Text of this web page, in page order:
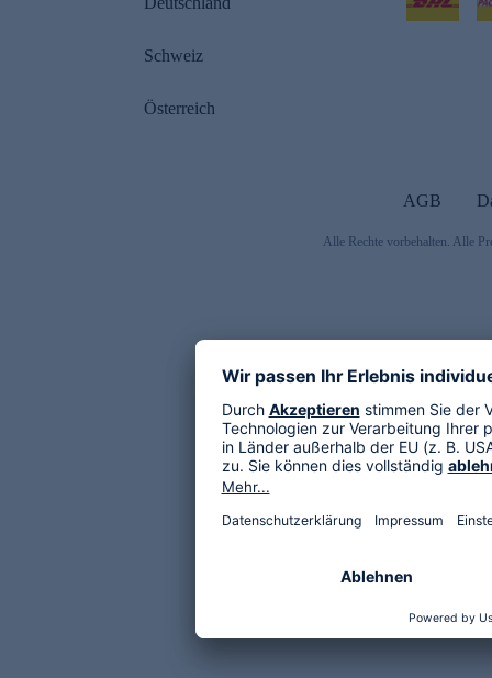
Schweiz
Österreich
AGB
Alle Rechte vorbehalten. Alle